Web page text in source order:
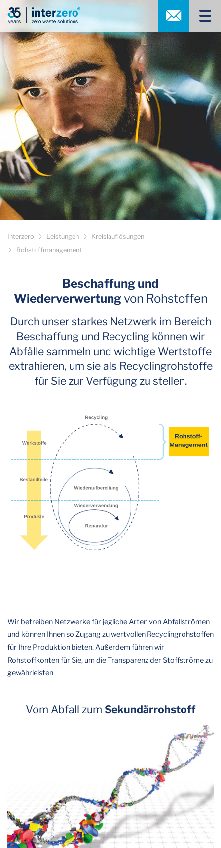
Interzero Leistungen
Kreislauflösungen
Rohstoffmanagement
Beschaffung und
Wiederverwertungvon Rohstoffen
Durch unser starkes Netzwerk im Bereich
Beschaffung und Recycling können wir
Abfälle sammeln und wichtige Wertstoffe
extrahieren, um sie als Recyclingrohstoffe
für Sie zur Verfügung zu stellen.
Wir betreiben Netzwerke für jegliche Arten von Abfallströmen
und können Ihnen so Zugang zu wertvollen Recyclingrohstoffen
für Ihre Produktion bieten. Außerdem führen wir
Rohstoffkonten für Sie, um die Transparenz der Stoffströme zu
gewährleisten
Vom Abfall zum Sekundärrohstoff